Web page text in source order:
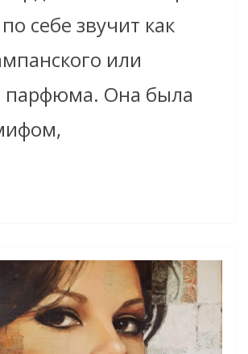
себе звучит как
или
парфюма. Она была